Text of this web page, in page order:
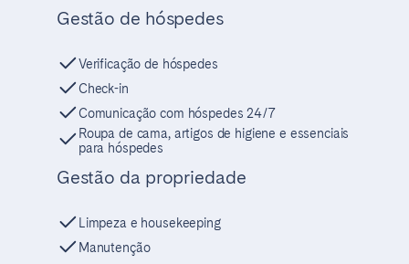
Gestão de hóspedes
Verificação de hóspedes
Check-in
Comunicação com hóspedes 24/7
Roupa de cama, artigos de higiene e essenciais
para hóspedes
Gestão da propriedade
Limpeza e housekeeping
Manutenção